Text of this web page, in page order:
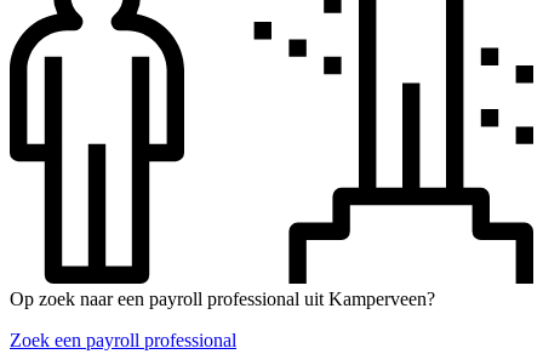
Op zoek naar een payroll professional uit Kamperveen?
Zoek een payroll professional